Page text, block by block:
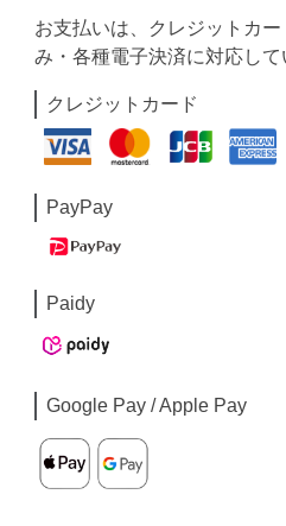
お支払いは、クレジットカ
み・各種電子決済に対応して
クレジットカード
PayPay
Paidy
Google Pay / Apple Pay